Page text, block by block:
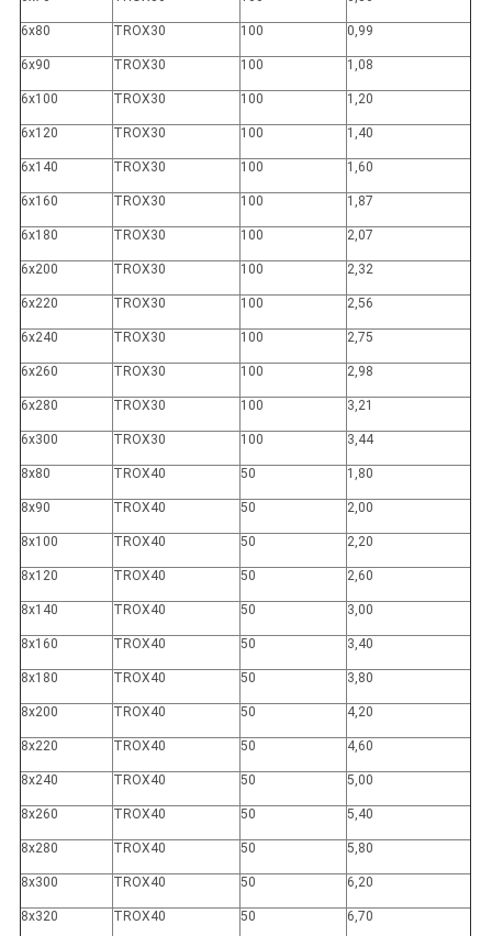
6x80 TROX30 100 0,99
6x90 TROX30 100 1,08
6x100 TROX30 100 1,20
6x120 TROX30 100 1,40
6x140 TROX30 100 1,60
6x160 TROX30 100 1,87
6x180 TROX30 100 2,07
6x200 TROX30 100 2,32
6x220 TROX30 100 2,56
6x240 TROX30 100 2,75
6x260 TROX30 100 2,98
6x280 TROX30 100 3,21
6x300 TROX30 100 3,44
8x80 TROX40 50 1,80
8x90 TROX40 50 2,00
8x100 TROX40 50 2,20
8x120 TROX40 50 2,60
8x140 TROX40 50 3,00
8x160 TROX40 50 3,40
8x180 TROX40 50 3,80
8x200 TROX40 50 4,20
8x220 TROX40 50 4,60
8x240 TROX40 50 5,00
8x260 TROX40 50 5,40
8x280 TROX40 50 5,80
8x300 TROX40 50 6,20
8x320 TROX40 50 6,70